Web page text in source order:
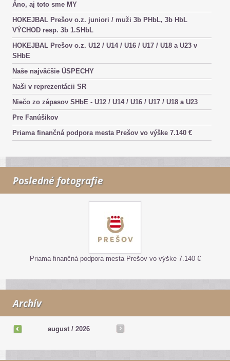
Áno, aj toto sme MY
HOKEJBAL Prešov o.z. juniori / muži 3b PHbL, 3b HbL
VÝCHOD resp. 3b 1.SHbL
HOKEJBAL Prešov o.z. U12 / U14 / U16 / U17 / U18 a U23 v
SHbE
Naše najväčšie ÚSPECHY
Naši v reprezentácii SR
Niečo zo zápasov SHbE - U12 / U14 / U16 / U17 / U18 a U23
Pre Fanúšikov
Priama finančná podpora mesta Prešov vo výške 7.140 €
Posledné fotografie
Priama finančná podpora mesta Prešov vo výške 7.140 €
Archív
august / 2026